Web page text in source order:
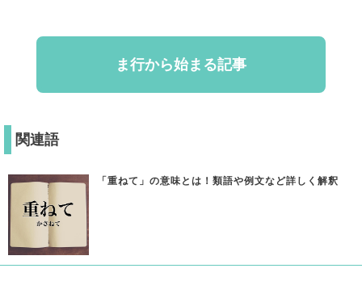
ま行から始まる記事
関連語
「重ねて」の意味とは！類語や例文など詳しく解釈